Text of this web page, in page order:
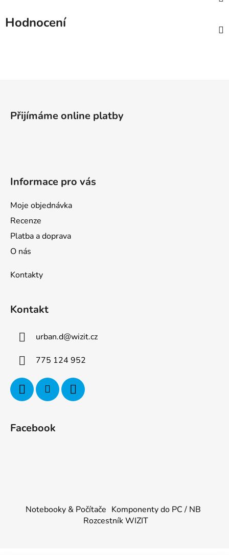
Hodnocení
Přijímáme online platby
Informace pro vás
Moje objednávka
Recenze
Platba a doprava
O nás
Kontakty
Kontakt
urban.d@wizit.cz
775 124 952
Facebook
Notebooky & Počítače Komponenty do PC / NB
Rozcestník WIZIT